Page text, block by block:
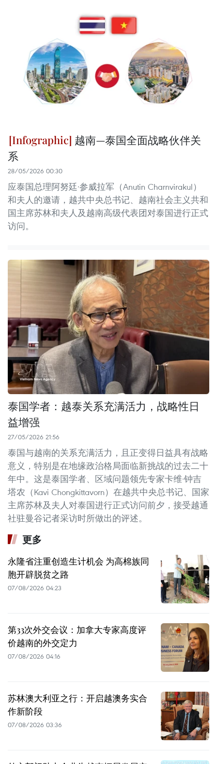
越南—泰国全面战略伙伴关
系
28/05/2026 00:30
应泰国总理阿努廷·参威拉军（Anutin Charnvirakul）
和夫人的邀请，越共中央总书记、越南社会主义共和
国主席苏林和夫人及越南高级代表团对泰国进行正式
访问。
泰国学者：越泰关系充满活力，战略性日
益增强
27/05/2026 21:56
泰国与越南的关系充满活力，且正变得日益具有战略
意义，特别是在地缘政治格局面临新挑战的过去二十
年中。这是泰国学者、区域问题领先专家卡维·钟吉
塔农（Kavi Chongkittavorn）在越共中央总书记、国家
主席苏林及夫人对泰国进行正式访问前夕，接受越通
社驻曼谷记者采访时所做出的评述。
更多
永隆省注重创造生计机会 为高棉族同
胞开辟脱贫之路
07/08/2026 04:23
第33次外交会议：加拿大专家高度评
价越南的外交定力
07/08/2026 04:16
苏林澳大利亚之行：开启越澳务实合
作新阶段
07/08/2026 03:36